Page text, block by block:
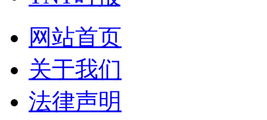
网站首页
关于我们
法律声明